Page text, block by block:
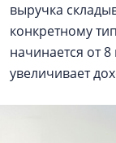
выручка
конкретному
начинается от
увеличивает